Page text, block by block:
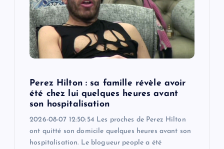
Perez Hilton : sa famille révèle avoir
été chez lui quelques heures avant
son hospitalisation
2026-08-07 12:50:54 Les proches de Perez Hilton
ont quitté son domicile quelques heures avant son
hospitalisation. Le blogueur people a été